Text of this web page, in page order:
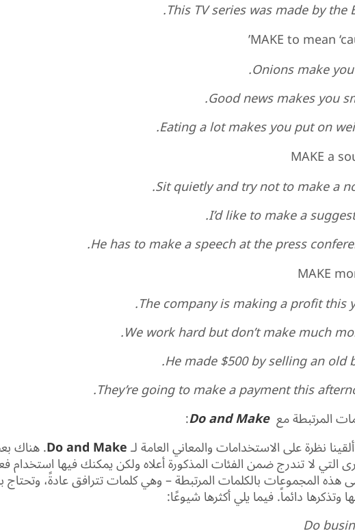
This TV series was made by the
MAKE to mean
Onions make
Good news makes you
Eating a lot makes you put on
MAKE a
Sit quietly and try not to make a
I’d like to make a
He has to make a speech at the press
MAKE
The company is making a profit this
We work hard but don’t make much
He made $500 by selling an old
They’re going to make a payment this
المرتبطة مع Do and Make
:
نظرة على الاستخدامات والمعاني العامة لـDo and Make. هناك
التي لا تندرج ضمن الفئات المذكورة أعلاه ولكن يمكنك فيها
هذه المجموعات بالكلمات المرتبطة – وهي كلمات تترافق عادةً، وتحتاج
وتذكرها دائماً. فيما يلي أكثرها شيوعًا:
Do